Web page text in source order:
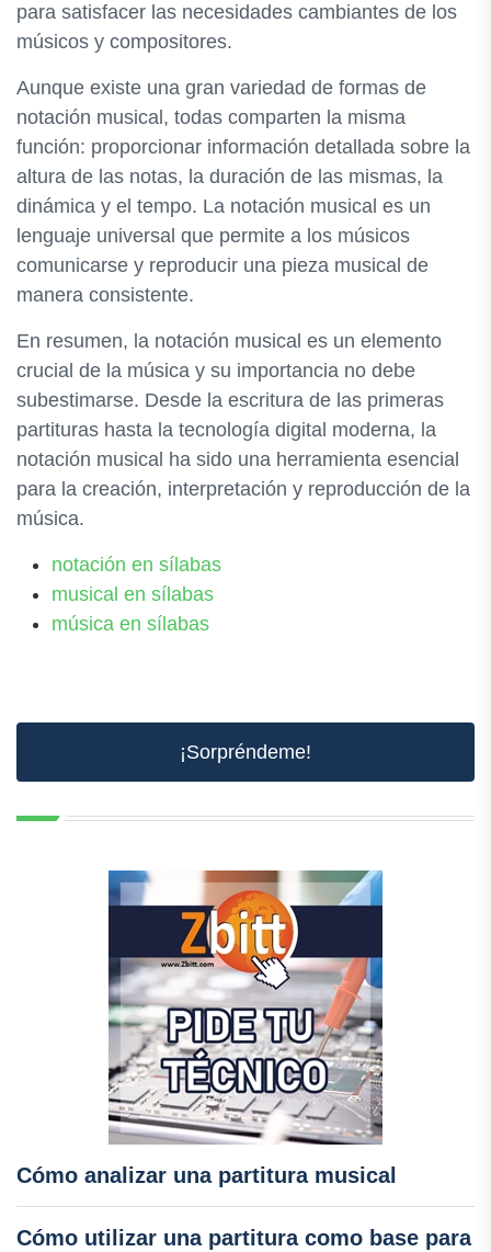
para satisfacer las necesidades cambiantes de los
músicos y compositores.
Aunque existe una gran variedad de formas de
notación musical, todas comparten la misma
función: proporcionar información detallada sobre la
altura de las notas, la duración de las mismas, la
dinámica y el tempo. La notación musical es un
lenguaje universal que permite a los músicos
comunicarse y reproducir una pieza musical de
manera consistente.
En resumen, la notación musical es un elemento
crucial de la música y su importancia no debe
subestimarse. Desde la escritura de las primeras
partituras hasta la tecnología digital moderna, la
notación musical ha sido una herramienta esencial
para la creación, interpretación y reproducción de la
música.
notación en sílabas
musical en sílabas
música en sílabas
¡Sorpréndeme!
Cómo analizar una partitura musical
Cómo utilizar una partitura como base para